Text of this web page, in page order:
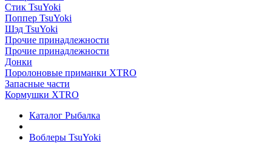
Стик TsuYoki
Поппер TsuYoki
Шэд TsuYoki
Прочие принадлежности
Прочие принадлежности
Донки
Поролоновые приманки XTRO
Запасные части
Кормушки XTRO
Каталог Рыбалка
Воблеры TsuYoki